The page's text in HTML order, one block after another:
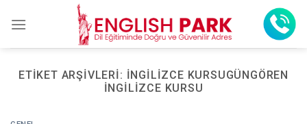
ETIKET ARŞIVLERI: İNGILIZCE KURSUGÜNGÖREN
INGILIZCE KURSU